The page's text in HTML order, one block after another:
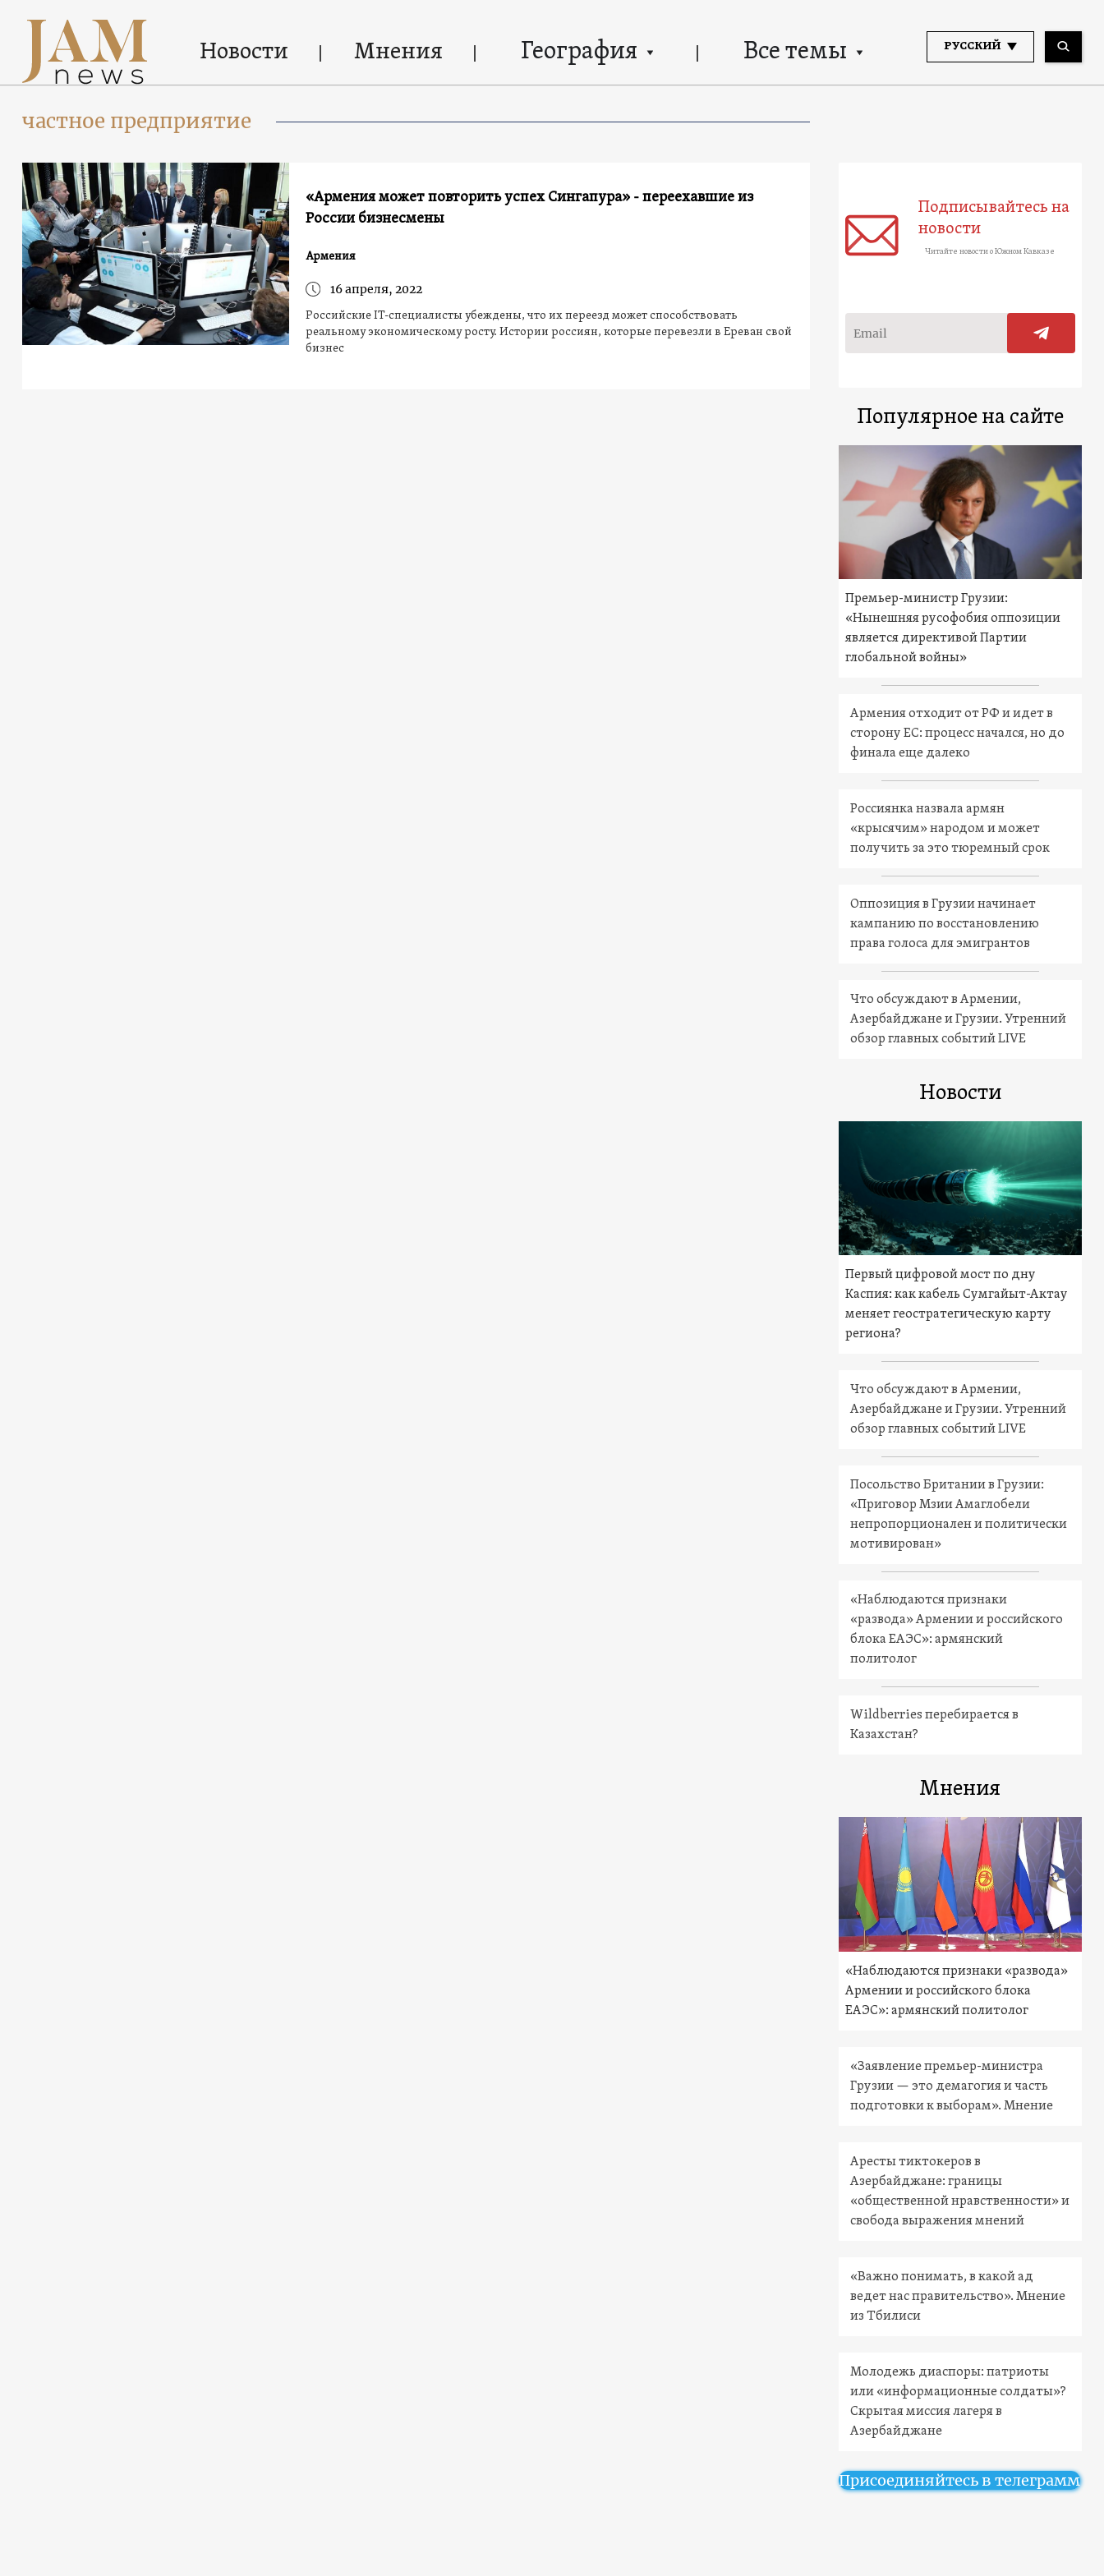
Новости Мнения География Все темы РУССКИЙ
частное предприятие
«Армения может повторить успех Сингапура» - переехавшие из
России бизнесмены
Армения
16 апреля, 2022
Российские IT-специалисты убеждены, что их переезд может способствовать
реальному экономическому росту. Истории россиян, которые перевезли в Ереван свой
бизнес
Подписывайтесь на
новости
Читайте новости о Южном Кавказе
Популярное на сайте
Премьер-министр Грузии:
«Нынешняя русофобия оппозиции
является директивой Партии
глобальной войны»
Армения отходит от РФ и идет в
сторону ЕС: процесс начался, но до
финала еще далеко
Россиянка назвала армян
«крысячим» народом и может
получить за это тюремный срок
Оппозиция в Грузии начинает
кампанию по восстановлению
права голоса для эмигрантов
Что обсуждают в Армении,
Азербайджане и Грузии. Утренний
обзор главных событий LIVE
Новости
Первый цифровой мост по дну
Каспия: как кабель Сумгайыт-Актау
меняет геостратегическую карту
региона?
Что обсуждают в Армении,
Азербайджане и Грузии. Утренний
обзор главных событий LIVE
Посольство Британии в Грузии:
«Приговор Мзии Амаглобели
непропорционален и политически
мотивирован»
«Наблюдаются признаки
«развода» Армении и российского
блока ЕАЭС»: армянский
политолог
Wildberries перебирается в
Казахстан?
Мнения
«Наблюдаются признаки «развода»
Армении и российского блока
ЕАЭС»: армянский политолог
«Заявление премьер-министра
Грузии — это демагогия и часть
подготовки к выборам». Мнение
Аресты тиктокеров в
Азербайджане: границы
«общественной нравственности» и
свобода выражения мнений
«Важно понимать, в какой ад
ведет нас правительство». Мнение
из Тбилиси
Молодежь диаспоры: патриоты
или «информационные солдаты»?
Скрытая миссия лагеря в
Азербайджане
Присоединяйтесь в телеграмм